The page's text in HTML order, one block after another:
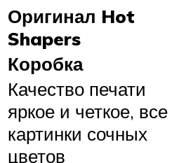
Оригинал Hot
Shapers
Коробка
Качество печати
яркое и четкое, все
картинки сочных
цветов